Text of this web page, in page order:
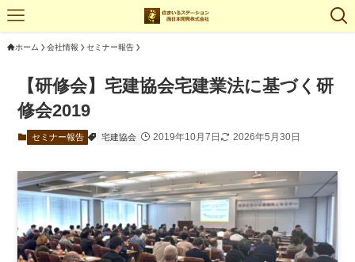
ホーム 会社情報 セミナー報告
【研修会】宅建協会宅建業法に基づく研
修会2019
セミナー報告 宅建協会 2019年10月7日 2026年5月30日